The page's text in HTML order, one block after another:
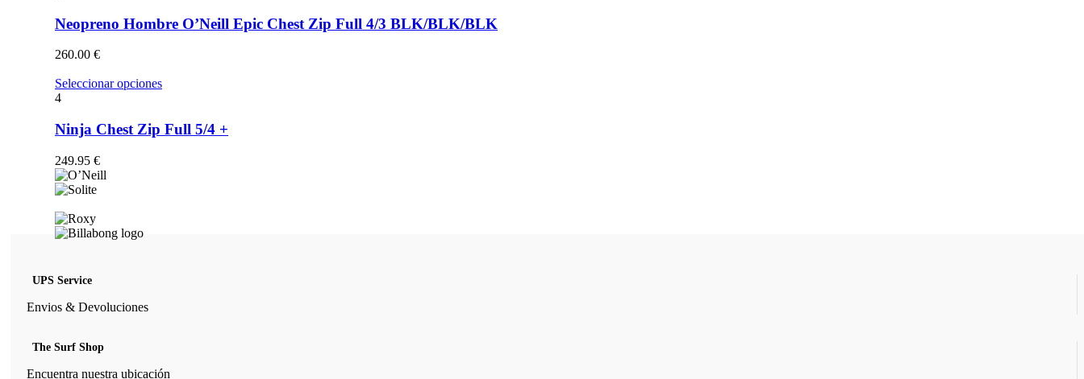
múltiples
variantes.
se
pueden
en
la
Neopreno Hombre O’Neill Epic Chest Zip Full 4/3 BLK/BLK/BLK
260.00 €
Seleccionar opcionesEste
múltiples
variantes.
4
Ninja Chest Zip Full 5/4 +
249.95 €
UPS Service
Envios & Devoluciones
The Surf Shop
Encuentra nuestra ubicación